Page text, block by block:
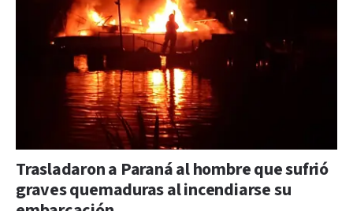
Trasladaron a Paraná al hombre que sufrió
graves quemaduras al incendiarse su